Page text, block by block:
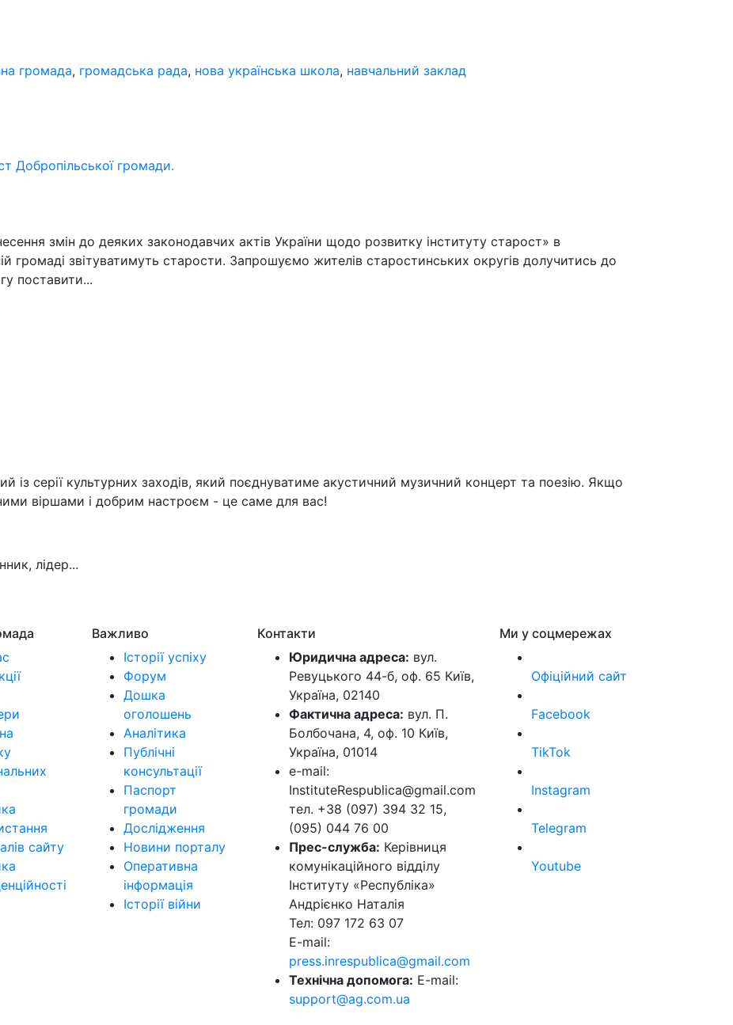
громада, громадська рада, нова українська школа, навчальний заклад
Добропільської громади.
змін до деяких законодавчих актів України щодо розвитку інституту старост» в
громаді звітуватимуть старости. Запрошуємо жителів старостинських округів долучитись до
поставити...
із серії культурних заходів, який поєднуватиме акустичний музичний концерт та поезію. Якщо
віршами і добрим настроєм - це саме для вас!
лідер...
сайту
Важливо
Історії успіху
Форум
Дошка
оголошень
Аналітика
Публічні
консультації
Паспорт
громади
Дослідження
Новини порталу
Оперативна
інформація
Історії війни
Контакти
Юридична адреса: вул.
Ревуцького 44-б, оф. 65 Київ,
Україна, 02140
Фактична адреса: вул. П.
Болбочана, 4, оф. 10 Київ,
Україна, 01014
e-mail:
InstituteRespublica@gmail.com
тел. +38 (097) 394 32 15,
(095) 044 76 00
Прес-служба: Керівниця
комунікаційного відділу
Інституту «Республіка»
Андрієнко Наталія
Тел: 097 172 63 07
E-mail:
press.inrespublica@gmail.com
Технічна допомога: E-mail:
support@ag.com.ua
Ми у соцмережах
Офіційний сайт
Facebook
TikTok
Instagram
Telegram
Youtube